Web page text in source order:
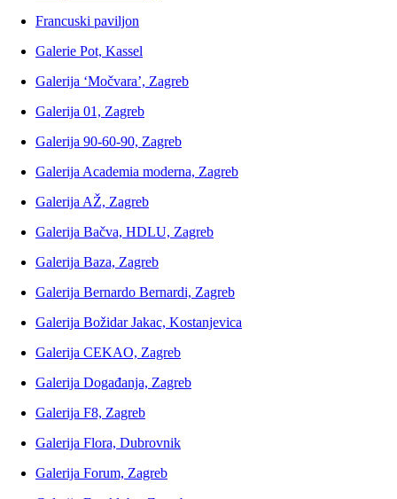
Francuski paviljon
Galerie Pot, Kassel
Galerija ‘Močvara’, Zagreb
Galerija 01, Zagreb
Galerija 90-60-90, Zagreb
Galerija Academia moderna, Zagreb
Galerija AŽ, Zagreb
Galerija Bačva, HDLU, Zagreb
Galerija Baza, Zagreb
Galerija Bernardo Bernardi, Zagreb
Galerija Božidar Jakac, Kostanjevica
Galerija CEKAO, Zagreb
Galerija Događanja, Zagreb
Galerija F8, Zagreb
Galerija Flora, Dubrovnik
Galerija Forum, Zagreb